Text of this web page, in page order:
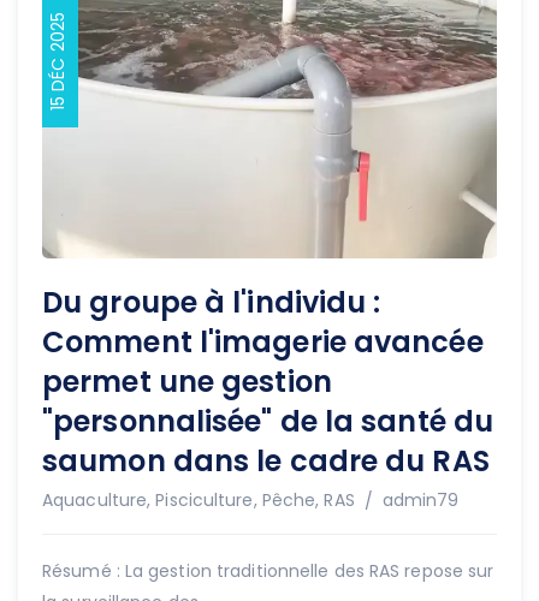
15 DÉC 2025
Du groupe à l'individu :
Comment l'imagerie avancée
permet une gestion
"personnalisée" de la santé du
saumon dans le cadre du RAS
Aquaculture,Pisciculture, Pêche,RAS Auteur
admin79
Résumé : La gestion traditionnelle des RAS repose sur